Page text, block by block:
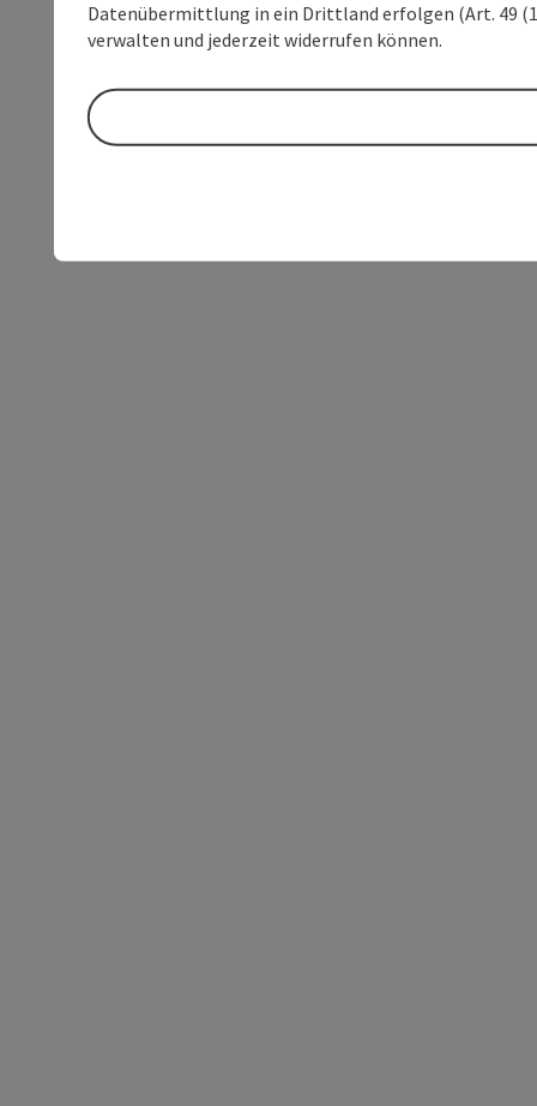
Datenübermittlung in ein Drittland erfolgen (Art. 49
verwalten und jederzeit widerrufen können.